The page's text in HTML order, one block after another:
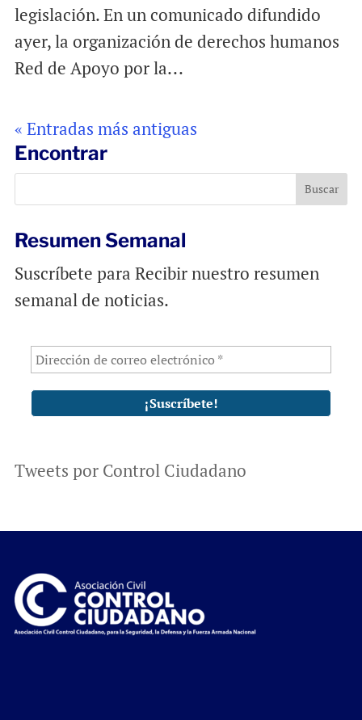
legislación. En un comunicado difundido
ayer, la organización de derechos humanos
Red de Apoyo por la...
« Entradas más antiguas
Encontrar
Resumen Semanal
Suscríbete para Recibir nuestro resumen
semanal de noticias.
Tweets por Control Ciudadano